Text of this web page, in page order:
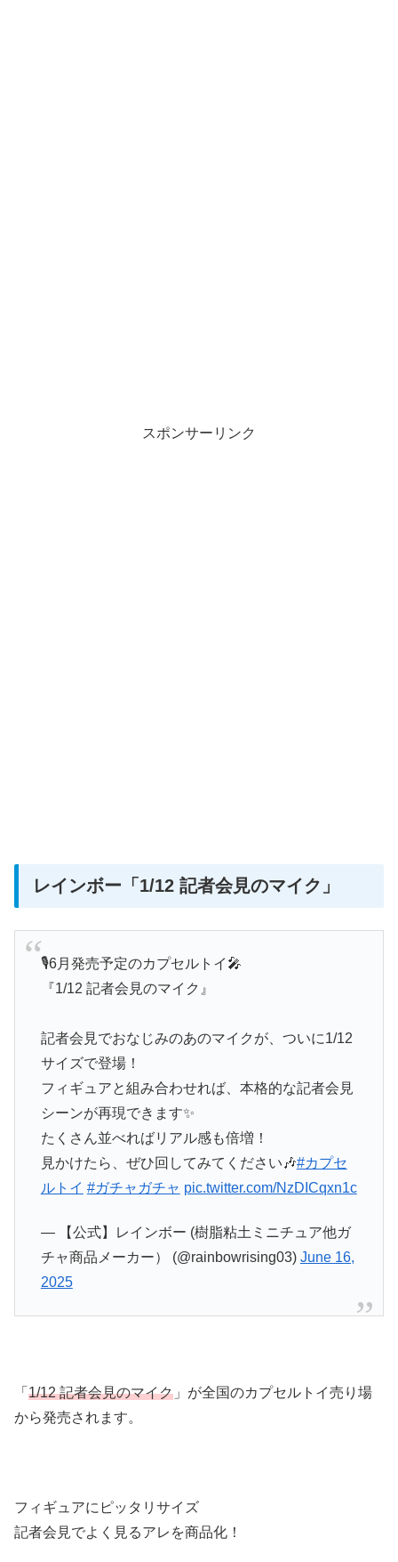
スポンサーリンク
レインボー 「1/12 記者会見のマイク」
🎙6月発売予定のカプセルトイ🎤
『1/12 記者会見のマイク』
記者会見でおなじみのあのマイクが、ついに1/12
サイズで登場！
フィギュアと組み合わせれば、本格的な記者会見
シーンが再現できます✨
たくさん並べればリアル感も倍増！
見かけたら、ぜひ回してみてください🎶#カプセ
ルトイ #ガチャガチャ pic.twitter.com/NzDICqxn1c
— 【公式】レインボー (樹脂粘土ミニチュア他ガ
チャ商品メーカー） (@rainbowrising03) June 16,
2025
「 1/12 記者会見のマイク 」が全国のカプセルトイ売り場
から発売されます。
フィギュアにピッタリサイズ
記者会見でよく見るアレを商品化！